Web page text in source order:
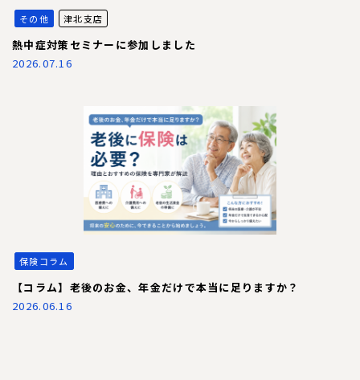
その他 津北支店
熱中症対策セミナーに参加しました
2026.07.16
保険コラム
【コラム】老後のお金、年金だけで本当に足りますか？
2026.06.16